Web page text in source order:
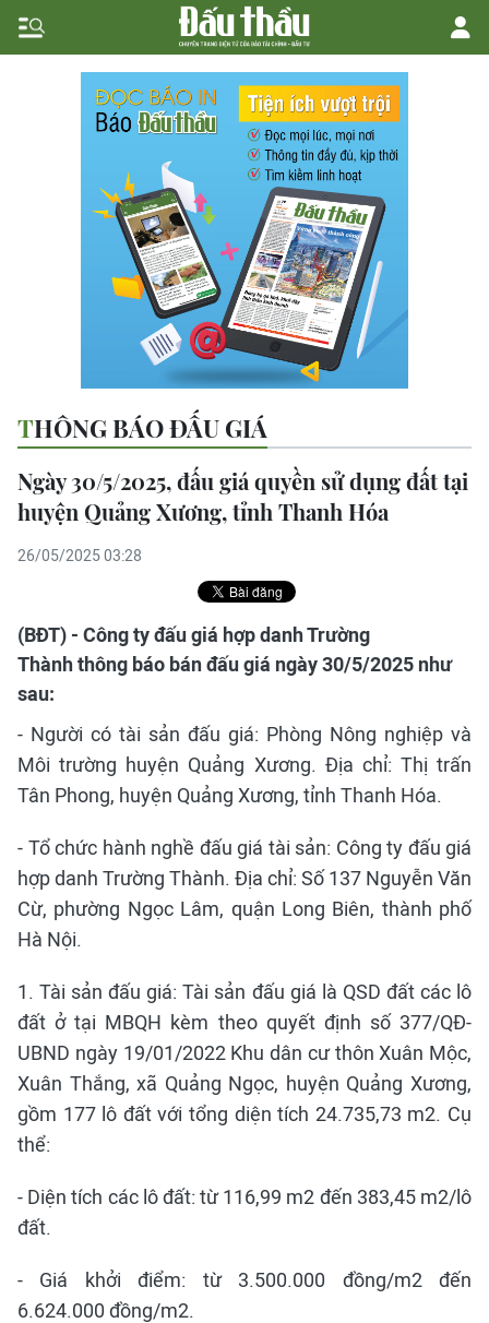
THÔNG BÁO ĐẤU GIÁ
Ngày 30/5/2025, đấu giá quyền sử dụng đất tại
huyện Quảng Xương, tỉnh Thanh Hóa
26/05/2025 03:28
(BĐT) - Công ty đấu giá hợp danh Trường
Thành thông báo bán đấu giá ngày 30/5/2025 như
sau:
- Người có tài sản đấu giá: Phòng Nông nghiệp và
Môi trường huyện Quảng Xương. Địa chỉ: Thị trấn
Tân Phong, huyện Quảng Xương, tỉnh Thanh Hóa.
- Tổ chức hành nghề đấu giá tài sản: Công ty đấu giá
hợp danh Trường Thành. Địa chỉ: Số 137 Nguyễn Văn
Cừ, phường Ngọc Lâm, quận Long Biên, thành phố
Hà Nội.
1. Tài sản đấu giá: Tài sản đấu giá là QSD đất các lô
đất ở tại MBQH kèm theo quyết định số 377/QĐ-
UBND ngày 19/01/2022 Khu dân cư thôn Xuân Mộc,
Xuân Thắng, xã Quảng Ngọc, huyện Quảng Xương,
gồm 177 lô đất với tổng diện tích 24.735,73 m2. Cụ
thể:
- Diện tích các lô đất: từ 116,99 m2 đến 383,45 m2/lô
đất.
- Giá khởi điểm: từ 3.500.000 đồng/m2 đến
6.624.000 đồng/m2.